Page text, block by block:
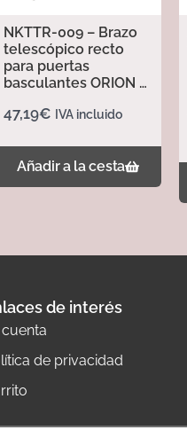
NKTTR-009 – Brazo
telescópico recto
para puertas
basculantes ORION –
47,19€ IVA incluido
Añadir a la cesta
de interés
cuenta
de privacidad